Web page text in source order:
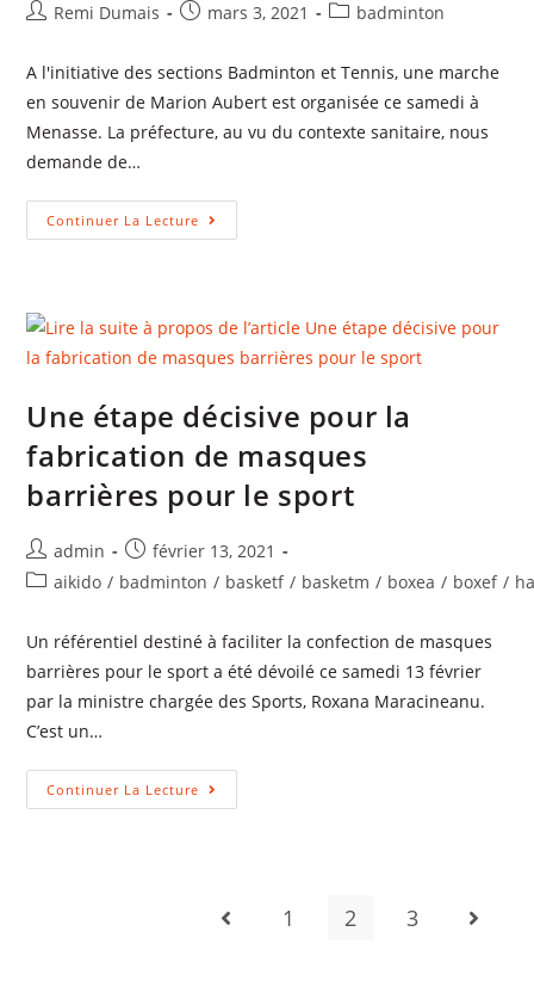
Remi Dumais mars 3, 2021 badminton
A l'initiative des sections Badminton et Tennis, une marche
en souvenir de Marion Aubert est organisée ce samedi à
Menasse. La préfecture, au vu du contexte sanitaire, nous
demande de…
Continuer La Lecture
Une étape décisive pour la
fabrication de masques
barrières pour le sport
admin
février 13, 2021
aikido / badminton / basketf / basketm / boxea / boxef /
Un référentiel destiné à faciliter la confection de masques
barrières pour le sport a été dévoilé ce samedi 13 février
par la ministre chargée des Sports, Roxana Maracineanu.
C’est un…
Continuer La Lecture
1 2 3